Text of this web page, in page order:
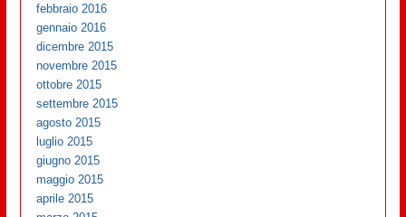
febbraio 2016
gennaio 2016
dicembre 2015
novembre 2015
ottobre 2015
settembre 2015
agosto 2015
luglio 2015
giugno 2015
maggio 2015
aprile 2015